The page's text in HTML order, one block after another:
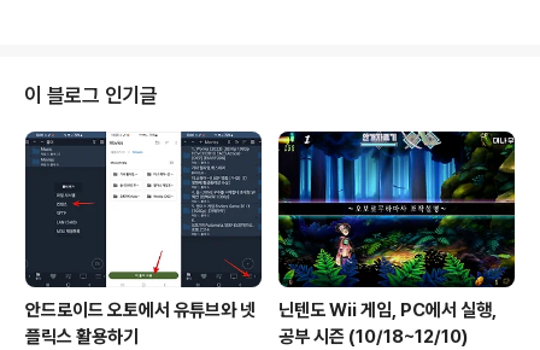
관에 부으니, 쉭쉭 하는 소리. 주방에선, 전혀 안나올것 같았던 물이 콸콸. 한 건
했다! 저녁에 해안이 바래다 주고 온 사이 수도계량기를 교체하러 왔..
이 블로그 인기글
안드로이드 오토에서 유튜브와 넷
플릭스 활용하기
닌텐도 Wii 게임, PC에서 실행,
공부 시즌 (10/18~12/10)